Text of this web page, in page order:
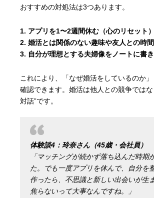
おすすめの対処法は3つあります。
アプリを1〜2週間休む（心のリセット）
婚活とは関係のない趣味や友人との時
自分が理想とする夫婦像をノートに書
これにより、「なぜ婚活をしているのか
確認できます。婚活は他人との競争では
対話”です。
体験談4：玲奈さん（45歳・会社員）
「マッチングが続かず落ち込んだ時期
た。でも一度アプリを休んで、自分を
作ったら、不思議と新しい出会いが生
焦らないって大事なんですね。」